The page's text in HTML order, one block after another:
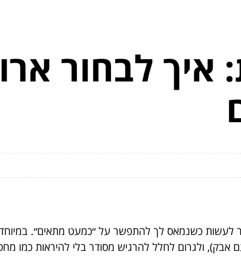
איך לבחור
לעשות כשנמאס לך להתפשר על ״כמעט מתאים״.
אבק), ולגרום לחלל להרגיש מסודר בלי להיראות כמו